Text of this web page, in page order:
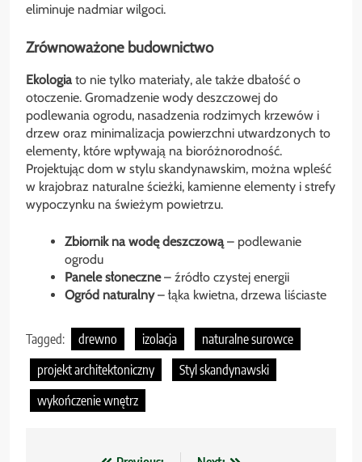
eliminuje nadmiar wilgoci.
Zrównoważone budownictwo
Ekologiato nie tylko materiały, ale także dbałość o
otoczenie. Gromadzenie wody deszczowej do
podlewania ogrodu, nasadzenia rodzimych krzewów i
drzew oraz minimalizacja powierzchni utwardzonych to
elementy, które wpływają na bioróżnorodność.
Projektując dom w stylu skandynawskim, można wpleść
w krajobraz naturalne ścieżki, kamienne elementy i strefy
wypoczynku na świeżym powietrzu.
Zbiornik na wodę deszczową– podlewanie
ogrodu
Panele słoneczne– źródło czystej energii
Ogród naturalny– łąka kwietna, drzewa liściaste
Tagged: drewno izolacja
naturalne surowce
projekt architektoniczny
Styl skandynawski
wykończenie wnętrz